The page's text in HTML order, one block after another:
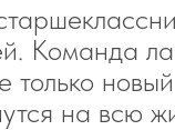
Команда
только
на всю